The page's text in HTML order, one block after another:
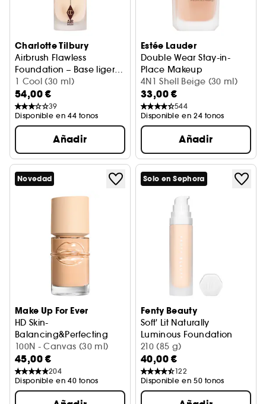
Charlotte Tilbury
Airbrush Flawless
Foundation – Base ligera
de cobertura total
1 Cool (30 ml)
54,00 €
39
Disponible en 44 tonos
Añadir
Estée Lauder
Double Wear Stay-in-
Place Makeup
Base de maquillaje 36h de
4N1 Shell Beige (30 ml)
33,00 €
544
Disponible en 24 tonos
Añadir
Novedad
Make Up For Ever
HD Skin-
Balancing&Perfecting
Base hidratante con control de brillos
100N - Canvas (30 ml)
45,00 €
204
Disponible en 40 tonos
Solo en Sephora
Fenty Beauty
Soft' Lit Naturally
Luminous Foundation
Base de maquillaje
210 (85 g)
40,00 €
122
Disponible en 50 tonos